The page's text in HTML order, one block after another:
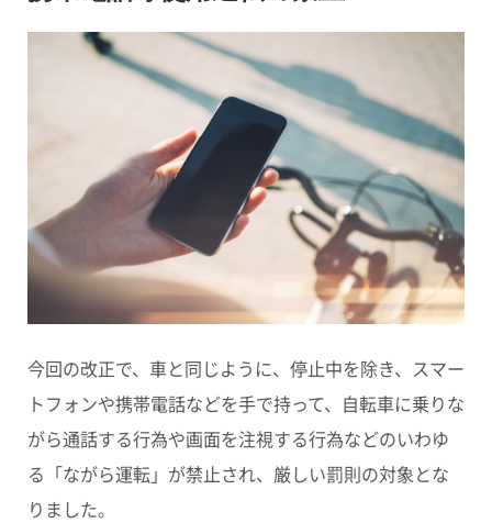
今回の改正で、車と同じように、停止中を除き、
スマー
トフォンや携帯電話などを手で持って、自転車に乗りな
がら通話する行為や画面を注視する行為などのいわゆ
る 「ながら運転」 が禁止され、厳しい罰則の対象とな
りました。